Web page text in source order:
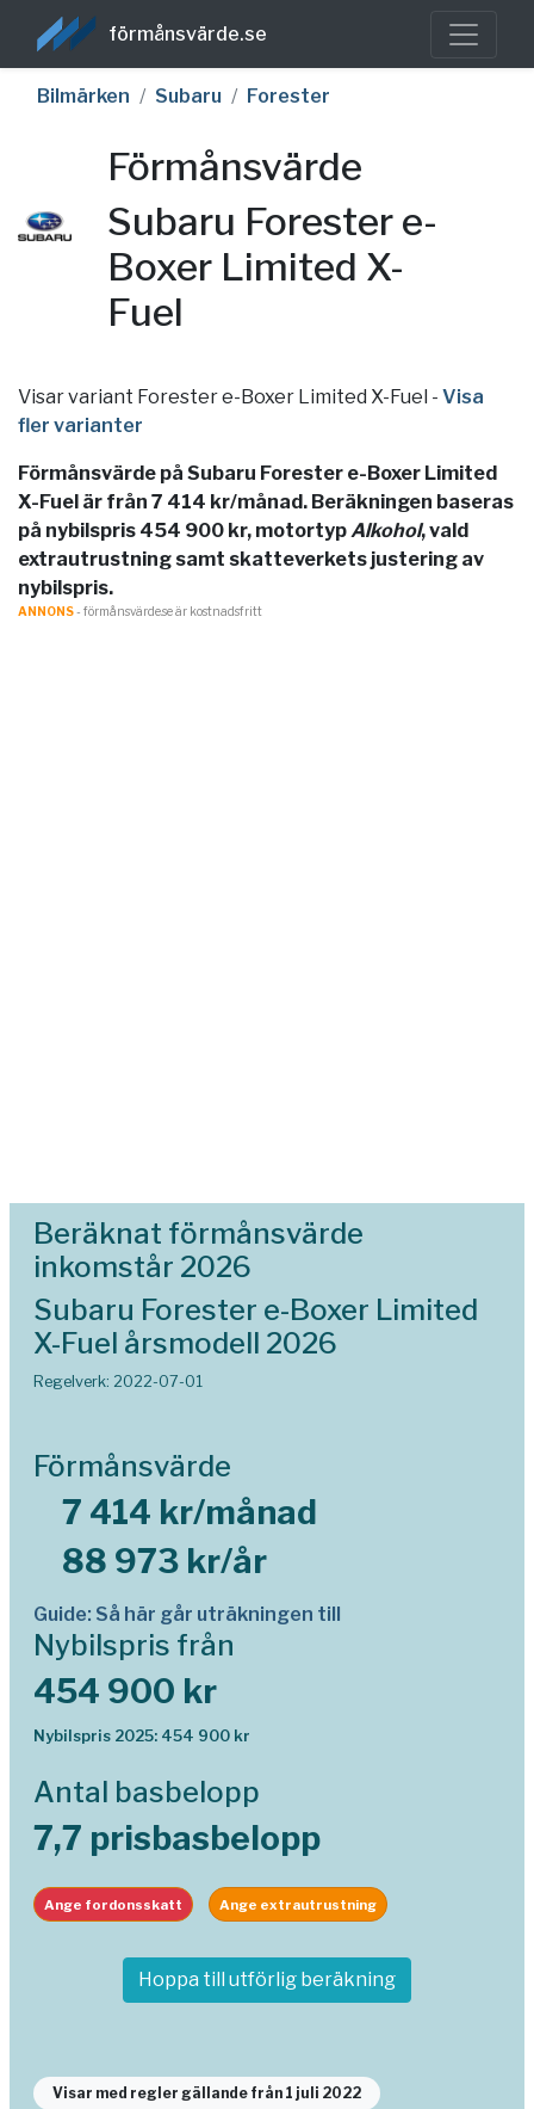
förmånsvärde.se
Bilmärken Subaru Forester
Förmånsvärde
Subaru Forester e-
Boxer Limited X-
Fuel
Visar variant Forester e-Boxer Limited X-Fuel - Visa
fler varianter
Förmånsvärde på Subaru Forester e-Boxer Limited
X-Fuel är från 7 414 kr/månad. Beräkningen baseras
på nybilspris 454 900 kr, motortypAlkohol, vald
extrautrustning samt skatteverkets justering av
nybilspris.
ANNONS- förmånsvärde.se är kostnadsfritt
Beräknat förmånsvärde
inkomstår 2026
Subaru Forester e-Boxer Limited
X-Fuel årsmodell 2026
Regelverk: 2022-07-01
Förmånsvärde
7 414 kr/månad
88 973 kr/år
Guide: Så här går uträkningen till
Nybilspris från
454 900 kr
Nybilspris 2025: 454 900 kr
Antal basbelopp
7,7 prisbasbelopp
Ange fordonsskatt Ange extrautrustning
Hoppa till utförlig beräkning
Visar med regler gällande från 1 juli 2022